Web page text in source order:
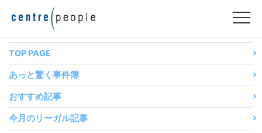
テ
TOP PAGE
あっと驚く事件簿
おすすめ記事
今月のリーガル記事